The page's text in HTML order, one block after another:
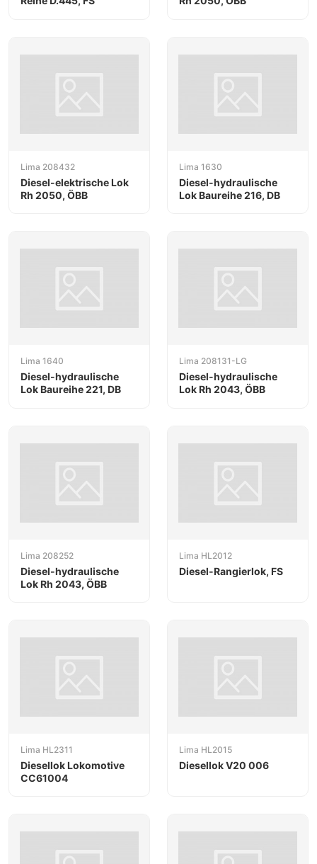
Lima 208432
Diesel-elektrische Lok
Rh 2050, ÖBB
Lima 1630
Diesel-hydraulische
Lok Baureihe 216, DB
Lima 1640
Diesel-hydraulische
Lok Baureihe 221, DB
Lima 208131-LG
Diesel-hydraulische
Lok Rh 2043, ÖBB
Lima 208252
Diesel-hydraulische
Lok Rh 2043, ÖBB
Lima HL2012
Diesel-Rangierlok, FS
Lima HL2311
Diesellok Lokomotive
CC61004
Lima HL2015
Diesellok V20 006